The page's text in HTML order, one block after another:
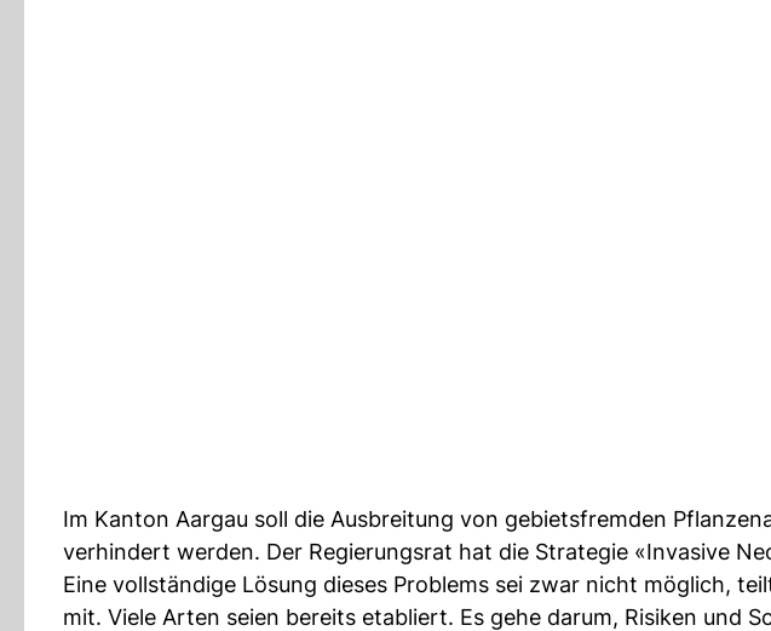
Im Kanton Aargau soll die Ausbreitung von gebietsfremden
verhindert werden. Der Regierungsrat hat die Strategie «Invasive
Eine vollständige Lösung dieses Problems sei zwar nicht möglich,
mit. Viele Arten seien bereits etabliert. Es gehe darum, Risiken und